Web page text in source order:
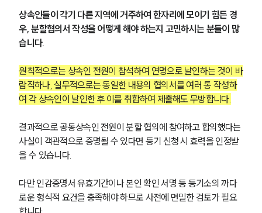
상속인들이 각기 다른 지역에 거주하여 한자리에 모이기 힘든 경
우, 분할협의서 작성을 어떻게 해야 하는지 고민하시는 분들이 많
습니다.
원칙적으로는 상속인 전원이 참석하여 연명으로 날인하는 것이 바
람직하나, 실무적으로는 동일한 내용의 협의서를 여러 통 작성하
여 각 상속인이 날인한 후 이를 취합하여 제출해도 무방합니다.
결과적으로 공동상속인 전원이 분할 협의에 참여하고 합의했다는
사실이 객관적으로 증명될 수 있다면 등기 신청 시 효력을 인정받
을 수 있습니다.
다만 인감증명서 유효기간이나 본인 확인 서명 등 등기소의 까다
로운 형식적 요건을 충족해야 하므로 사전에 면밀한 검토가 필요